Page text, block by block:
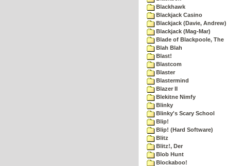
Blackhawk
Blackjack Casino
Blackjack (Davie, Andrew)
Blackjack (Mag-Mar)
Blade of Blackpoole, The
Blah Blah
Blast!
Blastcom
Blaster
Blastermind
Blazer II
Blekitne Nimfy
Blinky
Blinky's Scary School
Blip!
Blip! (Hard Software)
Blitz
Blitz!, Der
Blob Hunt
Blockaboo!